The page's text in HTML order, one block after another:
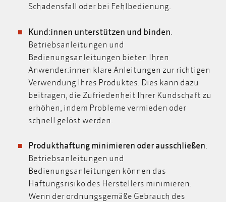
Schadensfall oder bei Fehlbedienung.
Kund:innen unterstützen und binden
Betriebsanleitungen und
Bedienungsanleitungen bieten Ihren
Anwender:innen klare Anleitungen zur richtigen
Verwendung Ihres Produktes. Dies kann dazu
beitragen, die Zufriedenheit Ihrer Kundschaft zu
erhöhen, indem Probleme vermieden oder
schnell gelöst werden.
Produkthaftung minimieren oder ausschließen.
Betriebsanleitungen und
Bedienungsanleitungen können das
Haftungsrisiko des Herstellers minimieren.
Wenn der ordnungsgemäße Gebrauch des